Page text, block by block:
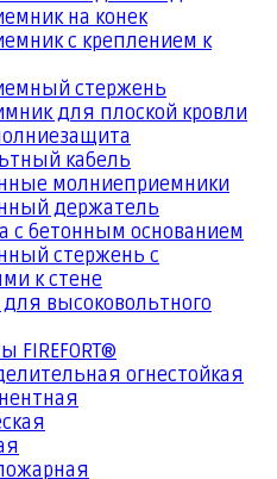
на конек
с креплением к
стержень
для плоской кровли
кабель
молниеприемники
держатель
с бетонным основанием
стержень с
к стене
высоковольтного
FIREFORT®
огнестойкая